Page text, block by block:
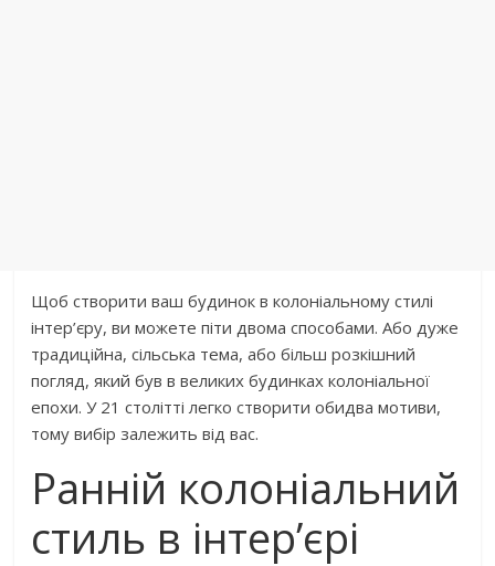
Щоб створити ваш будинок в колоніальному стилі
інтер’єру, ви можете піти двома способами. Або дуже
традиційна, сільська тема, або більш розкішний
погляд, який був в великих будинках колоніальної
епохи. У 21 столітті легко створити обидва мотиви,
тому вибір залежить від вас.
Ранній колоніальний
стиль в інтер’єрі